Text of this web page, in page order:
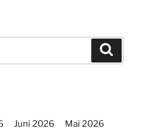
Juni 2026 Mai 2026